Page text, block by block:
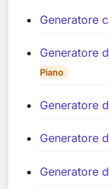
Generatore
Generatore
Piano
Generatore
Generatore
Generatore